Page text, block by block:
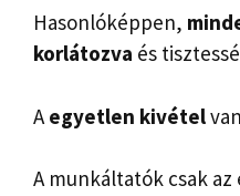
Hasonlóképpen,
korlátozva és
A egyetlen kivételvan
A munkáltatók csak